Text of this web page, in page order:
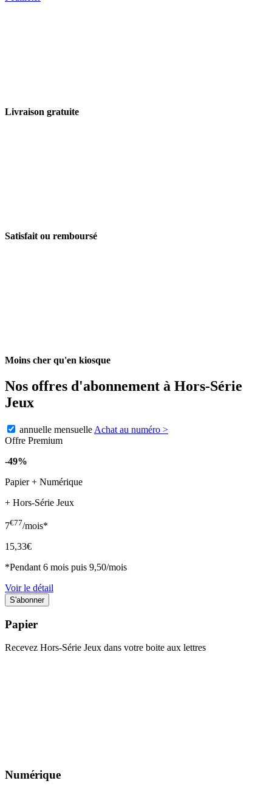
Livraison gratuite
Satisfait ou remboursé
Moins cher qu'en kiosque
Nos offres d'abonnement à Hors-Série
Jeux
annuelle mensuelle Achat au numéro >
Offre Premium
-49%
Papier + Numérique
+ Hors-Série Jeux
7€77/mois*
15,33€
*Pendant 6 mois puis 9,50/mois
Voir le détail
Papier
Recevez Hors-Série Jeux dans votre boite aux lettres
Numérique